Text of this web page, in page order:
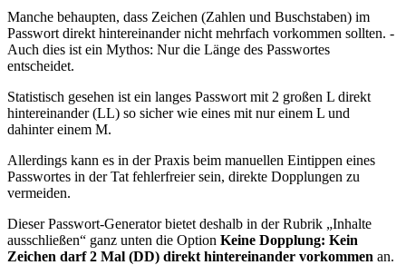
Manche behaupten, dass Zeichen (Zahlen und Buschstaben) im
Passwort direkt hintereinander nicht mehrfach vorkommen sollten. -
Auch dies ist ein Mythos: Nur die Länge des Passwortes
entscheidet.
Statistisch gesehen ist ein langes Passwort mit 2 großen L direkt
hintereinander (LL) so sicher wie eines mit nur einem L und
dahinter einem M.
Allerdings kann es in der Praxis beim manuellen Eintippen eines
Passwortes in der Tat fehlerfreier sein, direkte Dopplungen zu
vermeiden.
Dieser Passwort-Generator bietet deshalb in der Rubrik
Inhalte
ausschließen
ganz unten die Option Keine Dopplung: Kein
Zeichen darf 2 Mal (DD) direkt hintereinander vorkommen an.